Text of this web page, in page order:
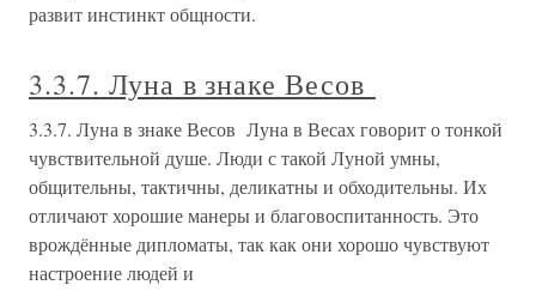
развит инстинкт общности.
3.3.7. Луна в знаке Весов
3.3.7. Луна в знаке Весов Луна в Весах говорит о тонкой
чувствительной душе. Люди с такой Луной умны,
общительны, тактичны, деликатны и обходительны. Их
отличают хорошие манеры и благовоспитанность. Это
врождённые дипломаты, так как они хорошо чувствуют
настроение людей и